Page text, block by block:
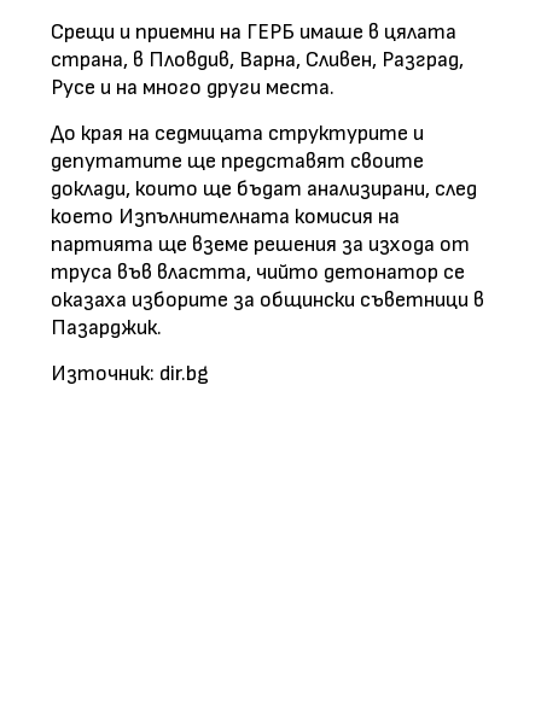
Срещи и приемни на ГЕРБ имаше в цялата
страна, в Пловдив, Варна, Сливен, Разград,
Русе и на много други места.
До края на седмицата структурите и
депутатите ще представят своите
доклади, които ще бъдат анализирани, след
което Изпълнителната комисия на
партията ще вземе решения за изхода от
труса във властта, чийто детонатор се
оказаха изборите за общински съветници в
Пазарджик.
Източник: dir.bg